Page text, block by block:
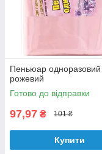
Пеньюар
рожевий
Готово до відправки
97,97 ₴ 101 ₴
Купити